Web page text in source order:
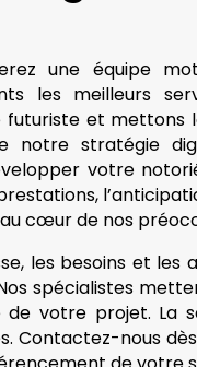
une équipe
les meilleurs
futuriste et mettons
notre stratégie
votre
cœur de nos
les besoins et
spécialistes
de votre projet. La
Contactez-nous